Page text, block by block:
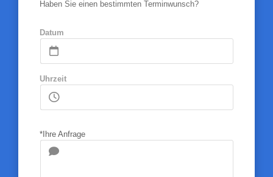
Haben Sie einen bestimmten Terminwunsch?
Datum
Uhrzeit
*Ihre Anfrage